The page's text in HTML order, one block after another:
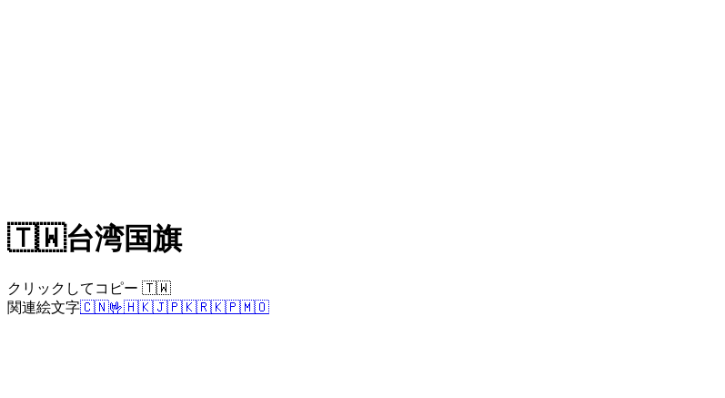
🇹🇼台湾国旗
クリックしてコピー 🇹🇼
関連絵文字🇨🇳🤟🇭🇰🇯🇵🇰🇷🇰🇵🇲🇴